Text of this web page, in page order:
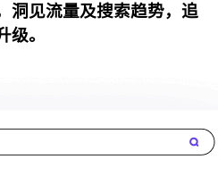
洞见流量及搜索趋势，追
级。